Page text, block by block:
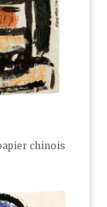
chinois